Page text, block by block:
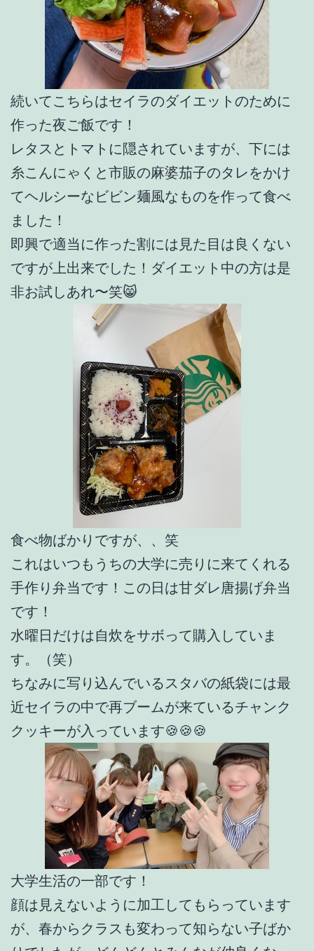
続いてこちらはセイラのダイエットのために
作った夜ご飯です！
レタスとトマトに隠されていますが、下には
糸こんにゃくと市販の麻婆茄子のタレをかけ
てヘルシーなビビン麺風なものを作って食べ
ました！
即興で適当に作った割には見た目は良くない
ですが上出来でした！ダイエット中の方は是
非お試しあれ〜笑😸
食べ物ばかりですが、、笑
これはいつもうちの大学に売りに来てくれる
手作り弁当です！この日は甘ダレ唐揚げ弁当
です！
水曜日だけは自炊をサボって購入していま
す。（笑）
ちなみに写り込んでいるスタバの紙袋には最
近セイラの中で再ブームが来ているチャンク
クッキーが入っています🍪🍪🍪
大学生活の一部です！
顔は見えないように加工してもらっています
が、春からクラスも変わって知らない子ばか